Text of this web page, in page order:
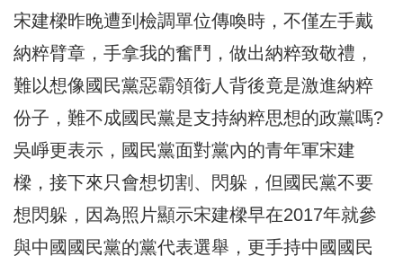
宋建樑昨晚遭到檢調單位傳喚時，不僅左手戴
納粹臂章，手拿我的奮鬥，做出納粹致敬禮，
難以想像國民黨惡霸領銜人背後竟是激進納粹
份子，難不成國民黨是支持納粹思想的政黨嗎?
吳崢更表示，國民黨面對黨內的青年軍宋建
樑，接下來只會想切割、閃躲，但國民黨不要
想閃躲，因為照片顯示宋建樑早在2017年就參
與中國國民黨的黨代表選舉，更手持中國國民